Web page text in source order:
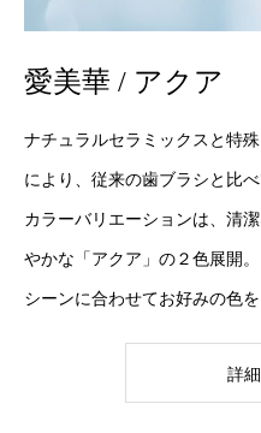
愛美華 / アクア
ナチュラルセラミックスと特
により、従来の歯ブラシと比
カラーバリエーションは、清
やかな「アクア」の２色展開。
シーンに合わせてお好みの色
詳